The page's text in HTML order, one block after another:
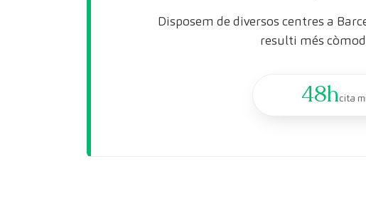
Disposem de diversos centres a
resulti més
48hcita